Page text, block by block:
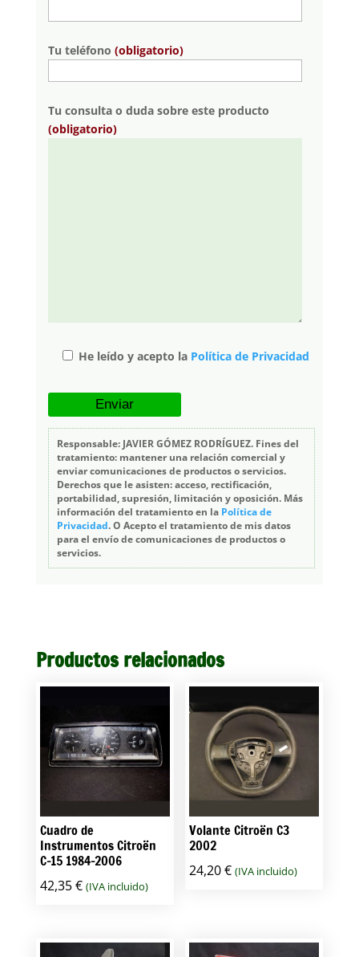
Tu teléfono (obligatorio)
Tu consulta o duda sobre este producto
(obligatorio)
He leído y acepto la Política de Privacidad
Responsable: JAVIER GÓMEZ RODRÍGUEZ. Fines del
tratamiento: mantener una relación comercial y
enviar comunicaciones de productos o servicios.
Derechos que le asisten: acceso, rectificación,
portabilidad, supresión, limitación y oposición. Más
información del tratamiento en la Política de
Privacidad. O Acepto el tratamiento de mis datos
para el envío de comunicaciones de productos o
servicios.
Productos relacionados
Cuadro de
Instrumentos Citroën
C-15 1984-2006
42,35€ (IVA incluido)
Volante Citroën C3
2002
24,20€ (IVA incluido)